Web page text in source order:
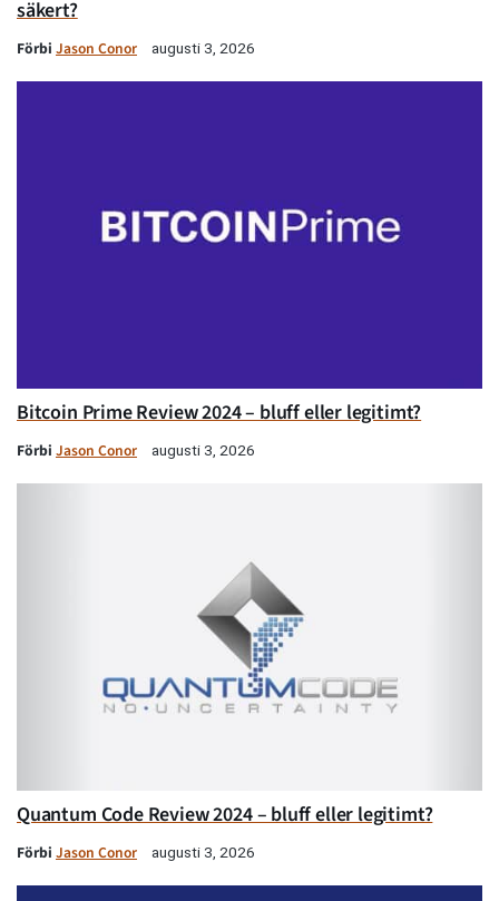
säkert?
Förbi Jason Conor augusti 3, 2026
Bitcoin Prime Review 2024 – bluff eller legitimt?
Förbi Jason Conor augusti 3, 2026
Quantum Code Review 2024 – bluff eller legitimt?
Förbi Jason Conor augusti 3, 2026